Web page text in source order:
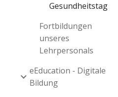
Gesundheitstag
Fortbildungen
unseres
Lehrpersonals
eEducation - Digitale
Bildung